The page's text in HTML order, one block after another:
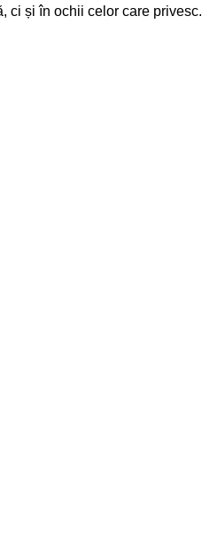
ci și în ochii celor care privesc.